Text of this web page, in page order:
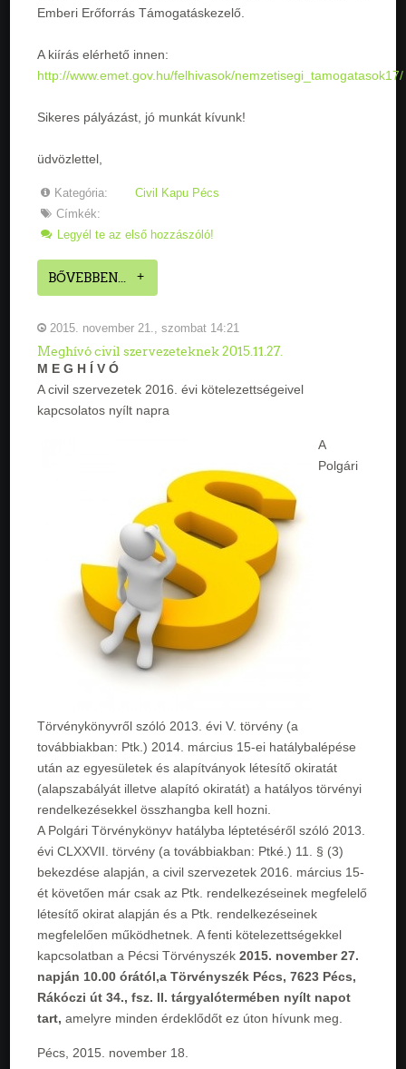
Emberi Erőforrás Támogatáskezelő.
A kiírás elérhető innen:
http://www.emet.gov.hu/felhivasok/nemzetisegi_tamogatasok17/
Sikeres pályázást, jó munkát kívunk!
üdvözlettel,
Kategória:
Civil Kapu Pécs
Címkék:
Legyél te az első hozzászóló!
BŐVEBBEN...
2015. november 21., szombat 14:21
Meghívó civil szervezeteknek 2015.11.27.
M E G H Í V Ó
A civil szervezetek 2016. évi kötelezettségeivel
kapcsolatos nyílt napra
A
Polgári
Törvénykönyvről szóló 2013. évi V. törvény (a
továbbiakban: Ptk.) 2014. március 15-ei hatálybalépése
után az egyesületek és alapítványok létesítő okiratát
(alapszabályát illetve alapító okiratát) a hatályos törvényi
rendelkezésekkel összhangba kell hozni.
A Polgári Törvénykönyv hatályba léptetéséről szóló 2013.
évi CLXXVII. törvény (a továbbiakban: Ptké.) 11. § (3)
bekezdése alapján, a civil szervezetek 2016. március 15-
ét követően már csak az Ptk. rendelkezéseinek megfelelő
létesítő okirat alapján és a Ptk. rendelkezéseinek
megfelelően működhetnek. A fenti kötelezettségekkel
kapcsolatban a Pécsi Törvényszék 2015. november 27.
napján 10.00 órától,a Törvényszék Pécs, 7623 Pécs,
Rákóczi út 34., fsz. II. tárgyalótermében nyílt napot
tart,amelyre minden érdeklődőt ez úton hívunk meg.
Pécs, 2015. november 18.